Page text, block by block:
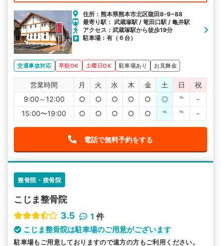
住所：熊本県熊本市北区龍田8-9−88
最寄り駅： 武蔵塚駅 / 竜田口駅 / 亀井駅
アクセス：武蔵塚駅から徒歩19分
駐車場：有（６台）
交通事故対応 早朝OK 土曜日OK 駐車場あり お見舞金
営業時間 月 火 水 木 金 土 日
祝
9:00～12:00
○ ○ ○ ○ ○ ◎ ℡
-
15:00〜19:00
○ ○ ○ ○ ○ ℡ ℡ -
電話で無料予約をする
整骨院・接骨院
こじま整骨院
3.5
1 件
こじま整骨院は駐車場のご用意がございます
駐車場もご用意しておりますので遠方の方もご利用ください。